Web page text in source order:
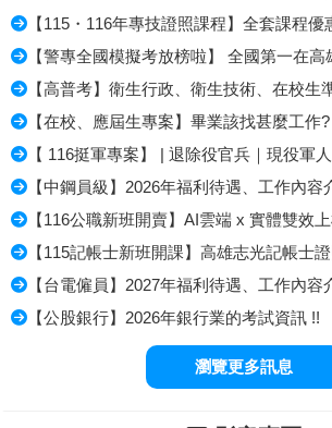
【115・116年專技證照課程】全套課程優
【警專全國模擬考放榜啦】 全國第一在高
【高普考】衛生行政、衛生技術、在校生
【在校、應屆生專案】畢業該找甚麼工作?
【 116挺軍專案】 | 退除役官兵｜現役軍
【中鋼員級】2026年福利待遇、工作內容
【116公職新班開賣】AI雲端 x 實體雙效
【115記帳士新班開課】高雄志光記帳士
【台電僱員】2027年福利待遇、工作內容
【公股銀行】2026年銀行業的考試資訊 !!
瀏覽更多訊息